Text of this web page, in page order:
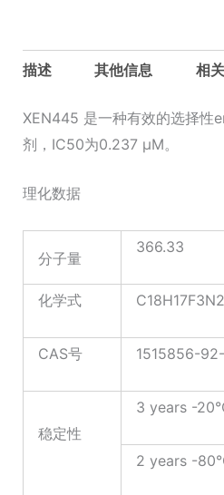
描述 其他信息 相
XEN445 是一种有效的选择性
剂，IC50为0.237 μM。
理化数据
分子量
366.33
化学式
CAS号 1515856-
稳定性
3 years -
2 years -